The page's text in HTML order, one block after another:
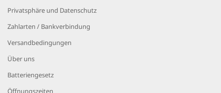
Privatsphäre und Datenschutz
Zahlarten / Bankverbindung
Versandbedingungen
Über uns
Batteriengesetz
Öffnungszeiten